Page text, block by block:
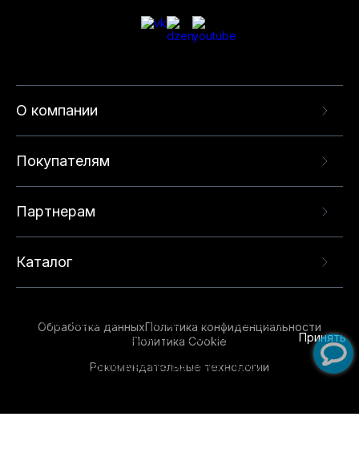
О компании
Покупателям
Партнерам
Каталог
Обработка данныхПолитика конфиденциальности
Политика Cookie
Рекомендательные технологии
опыта на нашем сайте. Продолжая использовать
данный сайт, вы соглашаетесь с использованием
технологий. Для получения дополнительной
Принять